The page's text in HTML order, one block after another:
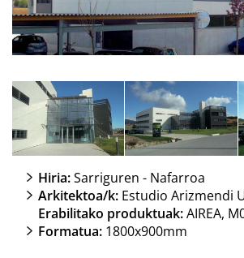
Hiria:Sarriguren - Nafarroa
Arkitektoa/k: Estudio Arizmendi
Erabilitako produktuak:AIREA,
Formatua: 1800x900mm